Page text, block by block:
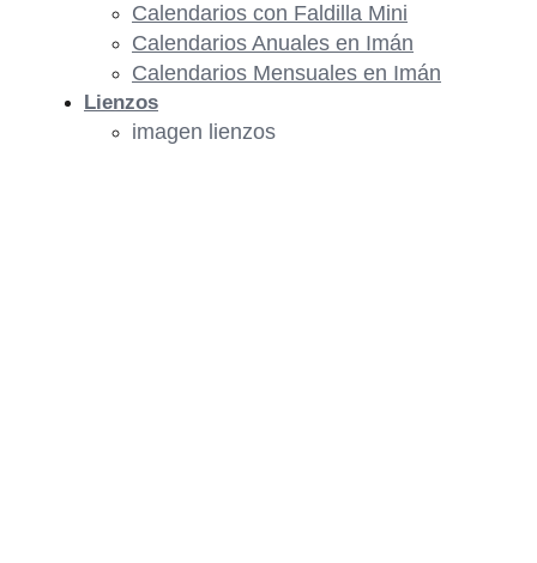
Calendarios con Faldilla Mini
Calendarios Anuales en Imán
Calendarios Mensuales en Imán
Lienzos
imagen lienzos